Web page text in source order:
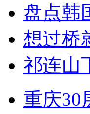
盘点韩
想过桥
祁连山
重庆